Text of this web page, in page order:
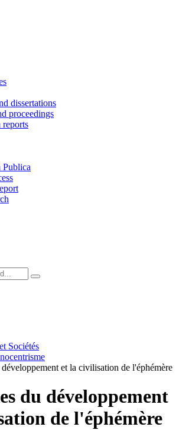
dissertations
proceedings
reports
Sociétés
et la civilisation de l'éphémère
du développement
de l'éphémère